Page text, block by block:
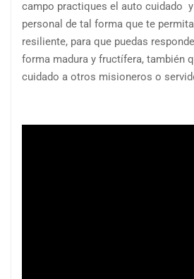
campo practiques el auto cuidado
personal de tal forma que te
resiliente, para que puedas
forma madura y fructífera, también
cuidado a otros misioneros o